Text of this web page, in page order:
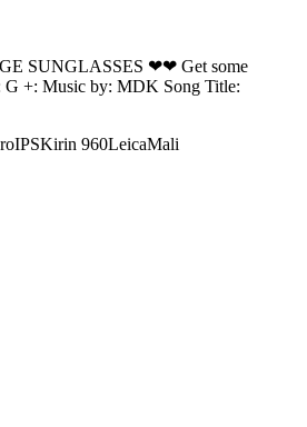
SUNGLASSES ❤❤ Get some
G +: Music by: MDK Song Title:
960LeicaMali